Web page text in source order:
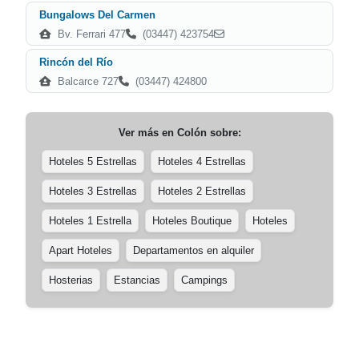
Bungalows Del Carmen
Bv. Ferrari 477
(03447) 423754
Rincón del Río
Balcarce 727
(03447) 424800
Ver más en Colónsobre:
Hoteles 5 Estrellas Hoteles 4 Estrellas
Hoteles 3 Estrellas Hoteles 2 Estrellas
Hoteles 1 Estrella Hoteles Boutique Hoteles
Apart Hoteles Departamentos en alquiler
Hosterias Estancias Campings